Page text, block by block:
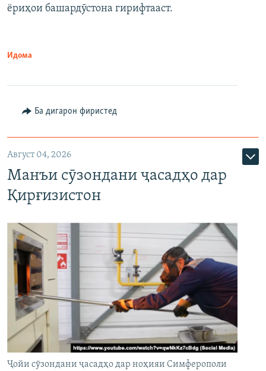
ёриҳои башардӯстона гирифтааст.
Идома
Ба дигарон фиристед
Август 04, 2026
Манъи сӯзондани ҷасадҳо дар
Қирғизистон
Ҷойи сӯзондани ҷасадҳо дар ноҳияи Симферополи